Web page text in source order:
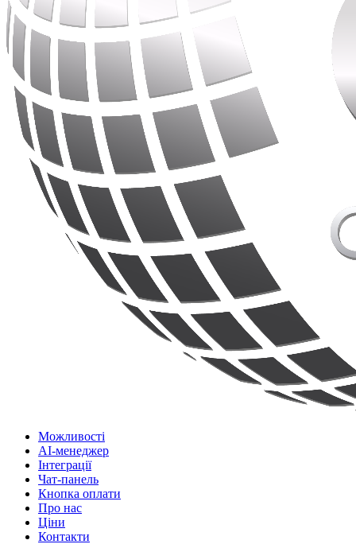
Можливості
AI-менеджер
Інтеграції
Чат-панель
Кнопка оплати
Про нас
Ціни
Контакти